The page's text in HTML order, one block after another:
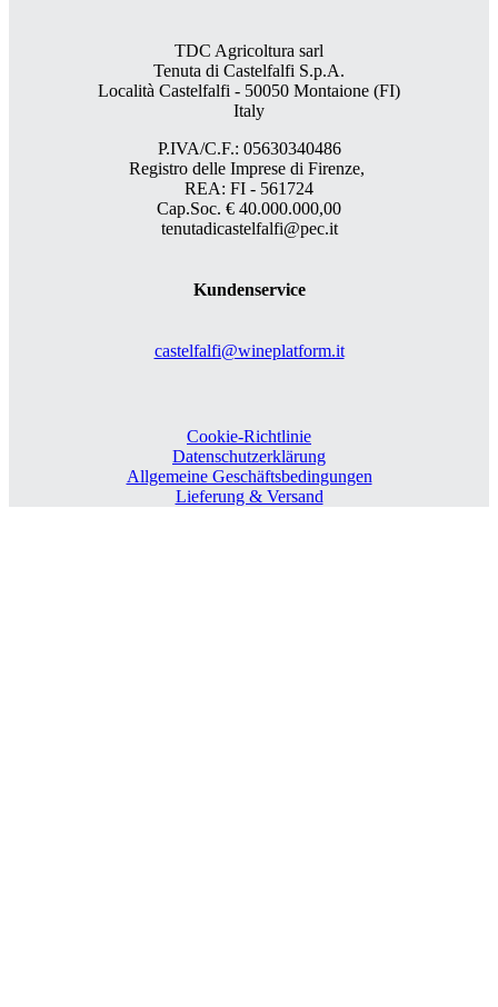
TDC Agricoltura sarl
Tenuta di Castelfalfi S.p.A.
Località Castelfalfi - 50050 Montaione (FI)
Italy
P.IVA/C.F.: 05630340486
Registro delle Imprese di Firenze,
REA: FI - 561724
Cap.Soc. € 40.000.000,00
tenutadicastelfalfi@pec.it
Kundenservice
castelfalfi@wineplatform.it
Cookie-Richtlinie
Datenschutzerklärung
Allgemeine Geschäftsbedingungen
Lieferung & Versand